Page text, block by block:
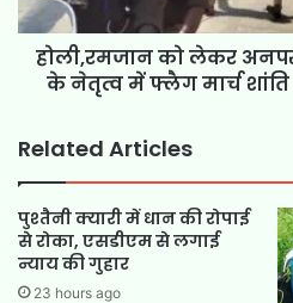
होली,रमजान को लेकर
के नेतृत्व में फ्लैग मार्च
Related Articles
पुश्तैनी क्यारी में धान की रोपाई
से रोका, एसडीएम से लगाई
न्याय की गुहार
23 hours ago